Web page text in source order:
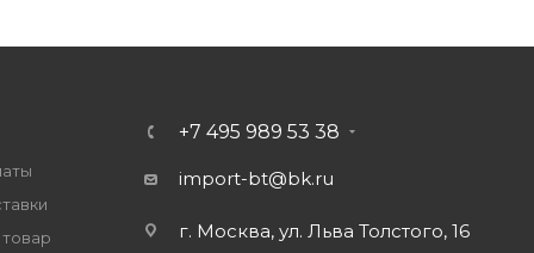
+7 495 989 53 38
import-bt@bk.ru
г. Москва, ул. Льва Толстого, 16